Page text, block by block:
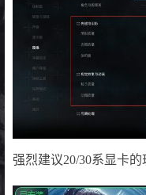
强烈建议20/30系显卡